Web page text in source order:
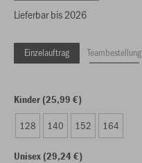
Lieferbar bis 2026
Einzelauftrag Teambestellung
Kinder (25,99 €)
128 140 152 164
Unisex (29,24 €)